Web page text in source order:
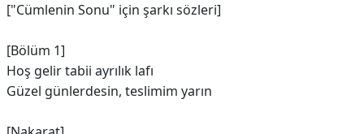
["Cümlenin Sonu" için şarkı sözleri]
[Bölüm 1]
Hoş gelir tabii ayrılık lafı
Güzel günlerdesin, teslimim yarın